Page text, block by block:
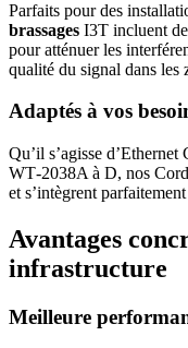
Parfaits pour des
brassages I3T incluent
pour atténuer les
qualité du signal dans les
Adaptés à vos
Qu’il s’agisse
WT‑2038A à D, nos
et s’intègrent
Avantages
infrastructure
Meilleure